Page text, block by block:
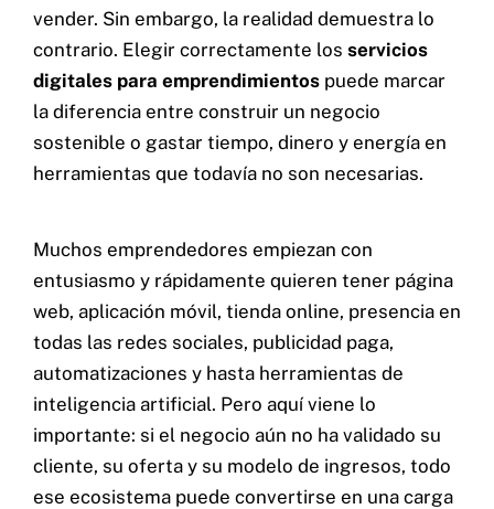
vender. Sin embargo, la realidad demuestra lo
contrario. Elegir correctamente los servicios
digitales para emprendimientos puede marcar
la diferencia entre construir un negocio
sostenible o gastar tiempo, dinero y energía en
herramientas que todavía no son necesarias.
Muchos emprendedores empiezan con
entusiasmo y rápidamente quieren tener página
web, aplicación móvil, tienda online, presencia en
todas las redes sociales, publicidad paga,
automatizaciones y hasta herramientas de
inteligencia artificial. Pero aquí viene lo
importante: si el negocio aún no ha validado su
cliente, su oferta y su modelo de ingresos, todo
ese ecosistema puede convertirse en una carga